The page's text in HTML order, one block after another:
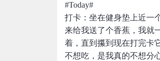
#Today#
打卡：坐在健身垫上近一
来给我送了个香蕉，我就
着，直到攥到现在打完卡
不想吃，是我真的不想分